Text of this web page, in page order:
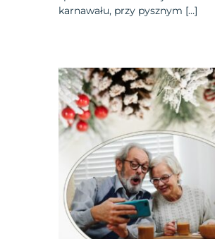
karnawału, przy pysznym […]